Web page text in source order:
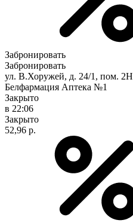
Забронировать
Забронировать
ул. В.Хоружей, д. 24/1, пом. 2Н
Белфармация Аптека №1
Закрыто
в 22:06
Закрыто
52,96 р.